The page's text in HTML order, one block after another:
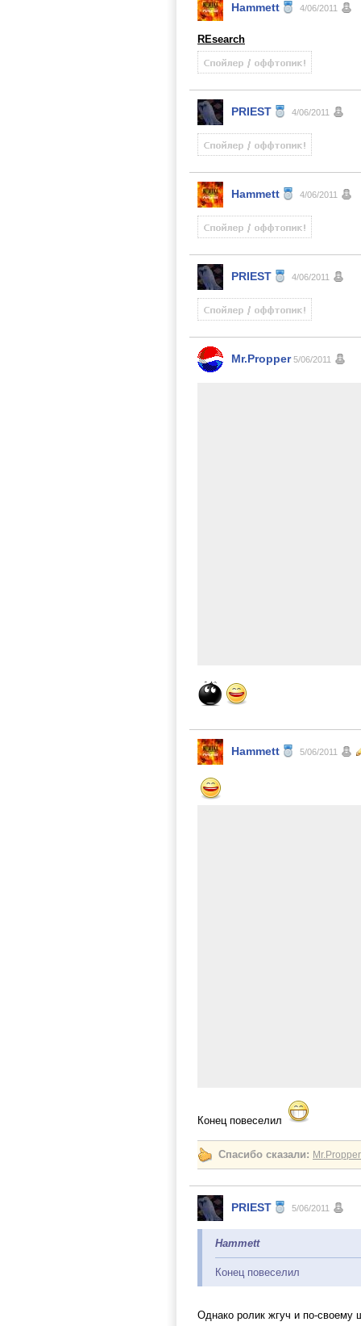
Hammett 4/06/2011
REsearch
PRIEST 4/06/2011
Hammett 4/06/2011
PRIEST 4/06/2011
Mr.Propper 5/06/2011
Hammett 5/06/2011
Конец повеселил
Спасибо сказали: Mr.Propper
PRIEST 5/06/2011
Hammett
Конец повеселил
Однако ролик жгуч и по-своему